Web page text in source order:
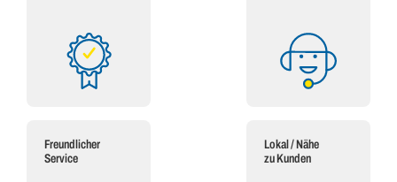
Freundlicher
Service
Lokal / Nähe
zu Kunden